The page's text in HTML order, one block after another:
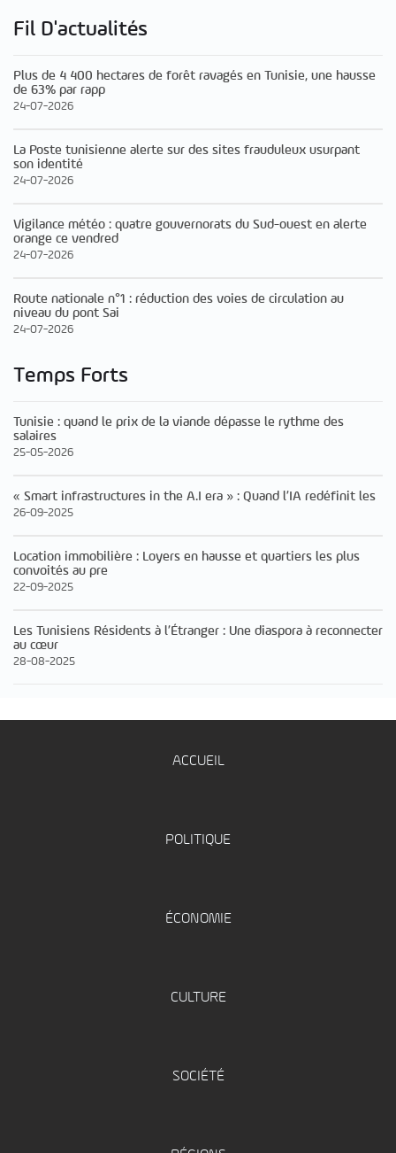
Fil D'actualités
Plus de 4 400 hectares de forêt ravagés en Tunisie, une hausse
de 63% par rapp
24-07-2026
La Poste tunisienne alerte sur des sites frauduleux usurpant
son identité
24-07-2026
Vigilance météo : quatre gouvernorats du Sud-ouest en alerte
orange ce vendred
24-07-2026
Route nationale n°1 : réduction des voies de circulation au
niveau du pont Sai
24-07-2026
Temps Forts
Tunisie : quand le prix de la viande dépasse le rythme des
salaires
25-05-2026
« Smart infrastructures in the A.I era » : Quand l’IA redéfinit les
26-09-2025
Location immobilière : Loyers en hausse et quartiers les plus
convoités au pre
22-09-2025
Les Tunisiens Résidents à l’Étranger : Une diaspora à reconnecter
au cœur
28-08-2025
ACCUEIL
POLITIQUE
ÉCONOMIE
CULTURE
SOCIÉTÉ